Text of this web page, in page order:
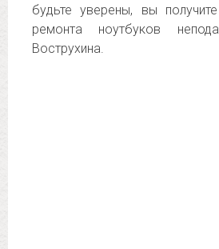
будьте уверены, вы
ремонта ноутбуков
Вострухина.